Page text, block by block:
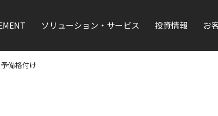
ソリューション・サービス 投資情報 お
予備格付け